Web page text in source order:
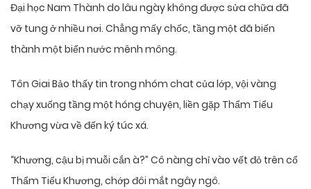
Đại học Nam Thành do lâu ngày không được sửa chữa đã
vỡ tung ở nhiều nơi. Chẳng mấy chốc, tầng một đã biến
thành một biển nước mênh mông.
Tôn Giai Bảo thấy tin trong nhóm chat của lớp, vội vàng
chạy xuống tầng một hóng chuyện, liền gặp Thẩm Tiểu
Khương vừa về đến ký túc xá.
“Khương, cậu bị muỗi cắn à?” Cô nàng chỉ vào vết đỏ trên cổ
Thẩm Tiểu Khương, chớp đôi mắt ngây ngô.